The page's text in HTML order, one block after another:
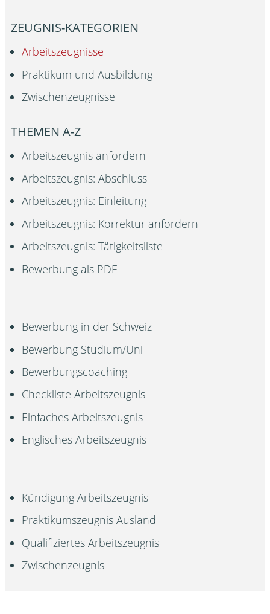
ZEUGNIS-KATEGORIEN
Arbeitszeugnisse
Praktikum und Ausbildung
Zwischenzeugnisse
THEMEN A-Z
Arbeitszeugnis anfordern
Arbeitszeugnis: Abschluss
Arbeitszeugnis: Einleitung
Arbeitszeugnis: Korrektur anfordern
Arbeitszeugnis: Tätigkeitsliste
Bewerbung als PDF
Bewerbung in der Schweiz
Bewerbung Studium/Uni
Bewerbungscoaching
Checkliste Arbeitszeugnis
Einfaches Arbeitszeugnis
Englisches Arbeitszeugnis
Kündigung Arbeitszeugnis
Praktikumszeugnis Ausland
Qualifiziertes Arbeitszeugnis
Zwischenzeugnis